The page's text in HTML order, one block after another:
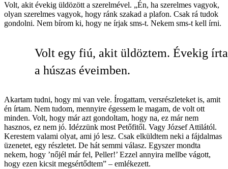
Volt, akit évekig üldözött a szerelmével. „Én, ha szerelmes vagyok,
olyan szerelmes vagyok, hogy ránk szakad a plafon. Csak rá tudok
gondolni. Nem bírom ki, hogy ne írjak sms-t. Nekem sms-t kell írni.
Volt egy fiú, akit üldöztem. Évekig
a húszas éveimben.
Akartam tudni, hogy mi van vele. Írogattam, versrészleteket is, amit
én írtam. Nem tudom, mennyire égessem le magam, de volt ott
minden. Volt, hogy már azt gondoltam, hogy na, ez már nem
hasznos, ez nem jó. Idézzünk most Petőfitől. Vagy József Attilától.
Kerestem valami olyat, ami jó lesz. Csak elküldtem neki a fájdalmas
üzenetet, egy részletet. De hát semmi válasz. Egyszer mondta
nekem, hogy ’nőjél már fel, Peller!’ Ezzel annyira mellbe vágott,
hogy ezen kicsit megsértődtem” – emlékezett.